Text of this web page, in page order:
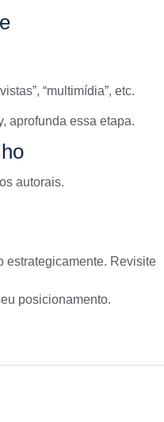
“multimídia”, etc.
aprofunda essa etapa.
autorais.
estrategicamente. Revisite
posicionamento.